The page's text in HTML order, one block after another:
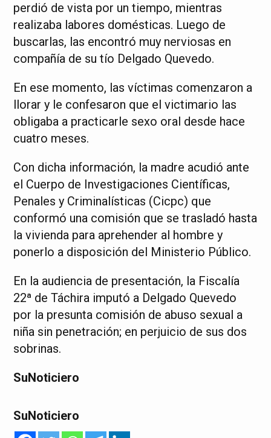
perdió de vista por un tiempo, mientras
realizaba labores domésticas. Luego de
buscarlas, las encontró muy nerviosas en
compañía de su tío Delgado Quevedo.
En ese momento, las víctimas comenzaron a
llorar y le confesaron que el victimario las
obligaba a practicarle sexo oral desde hace
cuatro meses.
Con dicha información, la madre acudió ante
el Cuerpo de Investigaciones Científicas,
Penales y Criminalísticas (Cicpc) que
conformó una comisión que se trasladó hasta
la vivienda para aprehender al hombre y
ponerlo a disposición del Ministerio Público.
En la audiencia de presentación, la Fiscalía
22ª de Táchira imputó a Delgado Quevedo
por la presunta comisión de abuso sexual a
niña sin penetración; en perjuicio de sus dos
sobrinas.
SuNoticiero
SuNoticiero